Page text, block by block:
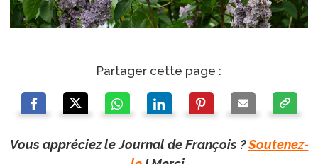
Partager cette page :
Vous appréciez le Journal de François ?Soutenez-